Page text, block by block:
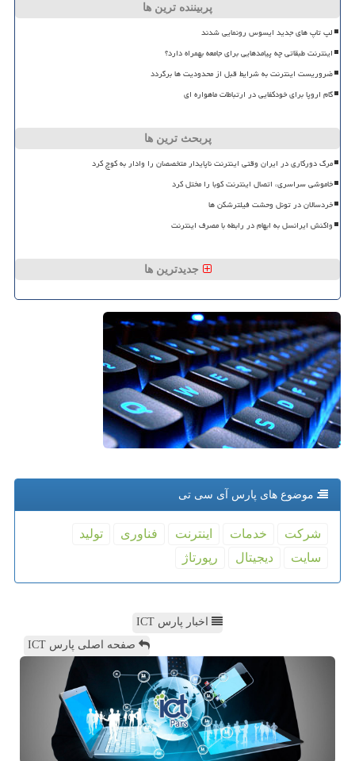
پربیننده ترین ها
لپ تاپ های جدید ایسوس رونمایی شدند
اینترنت طبقاتی چه پیامدهایی برای جامعه بهمراه دارد؟
ضروریست اینترنت به شرایط قبل از محدودیت ها برگردد
گام اروپا برای خودکفایی در ارتباطات ماهواره ای
پربحث ترین ها
مرگ دورکاری در ایران وقتی اینترنت ناپایدار متخصصان را وادار به کوچ کرد
خاموشی سراسری، اتصال اینترنت کوبا را مختل کرد
خردسالان در تونل وحشت فیلترشکن ها
واکنش ایرانسل به ابهام در رابطه با مصرف اینترنت
جدیدترین ها
موضوع های پارس آی سی تی
شركت خدمات اینترنت فناوری
تولید
سایت
دیجیتال رپورتاژ
اخبار پارس ICT
صفحه اصلی پارس ICT